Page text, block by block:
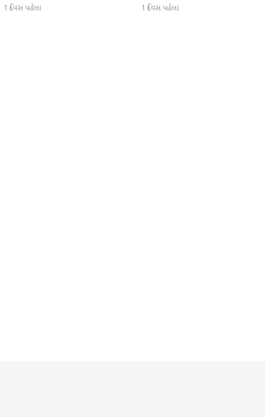
માફિયાઓ સક્રિય, તંત્ર સામે
1 દિવસ પહેલા
ગટરલાઇન પછી રસ્તો ન
1 દિવસ પહેલા